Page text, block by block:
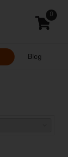
0
Blog